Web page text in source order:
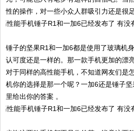
性的操作，对一些小众人群吸引力还是很足
锤子的坚果R1和一加6都是使用了玻璃机
认可度还是一样的。那一款手机更加的漂
对于同样的高性能手机，不知道网友们是
机你的选择是那一个呢？一加6还是锤子
里给出你的答案 。